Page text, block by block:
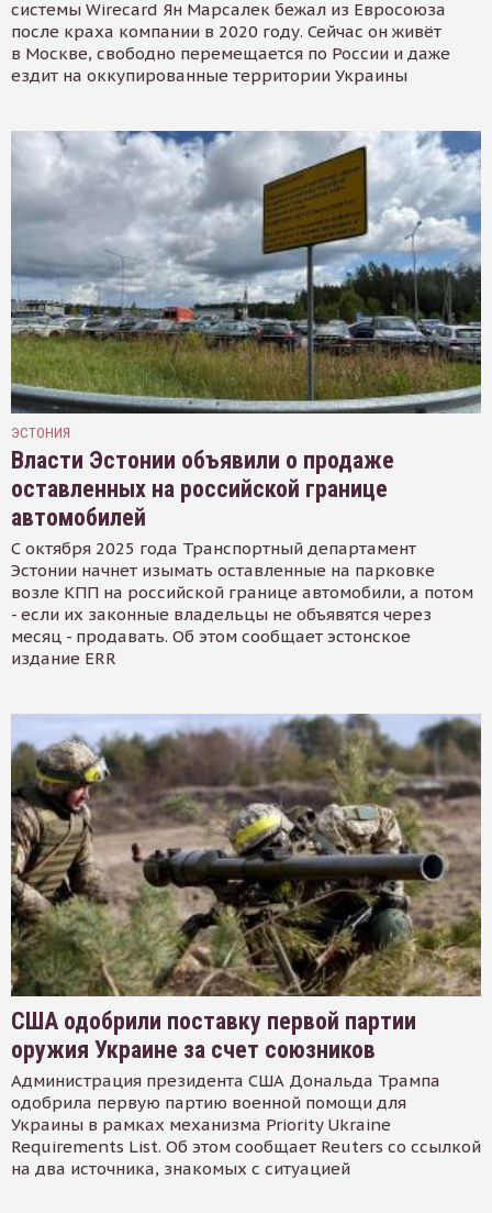
системы Wirecard Ян Марсалек бежал из Евросоюза
после краха компании в 2020 году. Сейчас он живёт
в Москве, свободно перемещается по России и даже
ездит на оккупированные территории Украины
ЭСТОНИЯ
Власти Эстонии объявили о продаже
оставленных на российской границе
автомобилей
С октября 2025 года Транспортный департамент
Эстонии начнет изымать оставленные на парковке
возле КПП на российской границе автомобили, а потом
- если их законные владельцы не объявятся через
месяц - продавать. Об этом сообщает эстонское
издание ERR
США одобрили поставку первой партии
оружия Украине за счет союзников
Администрация президента США Дональда Трампа
одобрила первую партию военной помощи для
Украины в рамках механизма Priority Ukraine
Requirements List. Об этом сообщает Reuters со ссылкой
на два источника, знакомых с ситуацией